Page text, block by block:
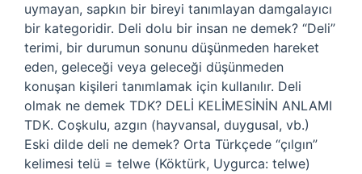
uymayan, sapkın bir bireyi tanımlayan damgalayıcı
bir kategoridir. Deli dolu bir insan ne demek? “Deli”
terimi, bir durumun sonunu düşünmeden hareket
eden, geleceği veya geleceği düşünmeden
konuşan kişileri tanımlamak için kullanılır. Deli
olmak ne demek TDK? DELİ KELİMESİNİN ANLAMI
TDK. Coşkulu, azgın (hayvansal, duygusal, vb.)
Eski dilde deli ne demek? Orta Türkçede “çılgın”
kelimesi telü = telwe (Köktürk, Uygurca: telwe)